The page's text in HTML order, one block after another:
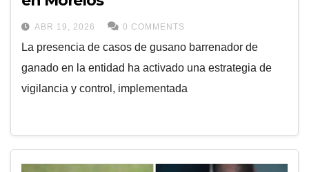
ABR 19, 2026 0 COMMENTS
La presencia de casos de gusano barrenador de
ganado en la entidad ha activado una estrategia de
vigilancia y control, implementada